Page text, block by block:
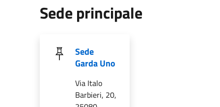
Sede principale
Sede
Garda Uno
Via Italo
Barbieri, 20,